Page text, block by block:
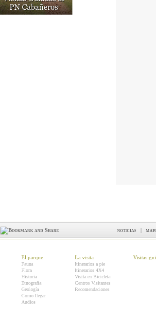
noticias |
El parque
Fauna
Flora
Historia
Etnografía
Geología
Como llegar
Audios
La visita
Itinerarios a pie
Itinerarios 4X4
Visita en Bicicleta
Centros Visitantes
Recomendaciones
Visitas